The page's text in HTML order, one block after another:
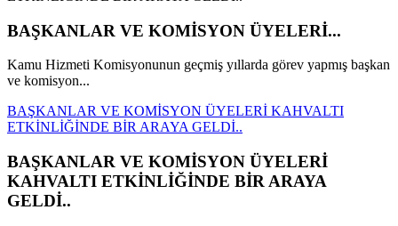
BAŞKANLAR VE KOMİSYON ÜYELERİ...
Kamu Hizmeti Komisyonunun geçmiş yıllarda görev yapmış başkan
ve komisyon...
BAŞKANLAR VE KOMİSYON ÜYELERİ KAHVALTI
ETKİNLİĞİNDE BİR ARAYA GELDİ..
BAŞKANLAR VE KOMİSYON ÜYELERİ
KAHVALTI ETKİNLİĞİNDE BİR ARAYA
GELDİ..